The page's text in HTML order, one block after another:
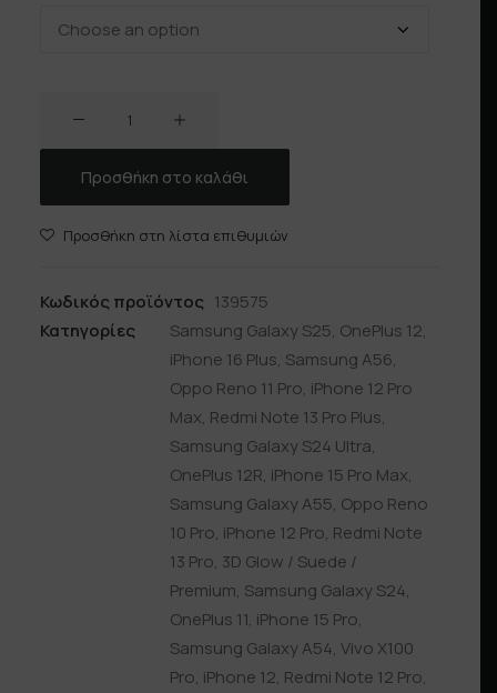
Προσθήκη στο καλάθι
Προσθήκη στη λίστα επιθυμιών
Κωδικός προϊόντος 139575
Κατηγορίες
Samsung Galaxy S25, OnePlus 12,
iPhone 16 Plus, Samsung A56,
Oppo Reno 11 Pro, iPhone 12 Pro
Max, Redmi Note 13 Pro Plus,
Samsung Galaxy S24 Ultra,
OnePlus 12R, iPhone 15 Pro Max,
Samsung Galaxy A55, Oppo Reno
10 Pro, iPhone 12 Pro, Redmi Note
13 Pro, 3D Glow / Suede /
Premium, Samsung Galaxy S24,
OnePlus 11, iPhone 15 Pro,
Samsung Galaxy A54, Vivo X100
Pro, iPhone 12, Redmi Note 12 Pro,